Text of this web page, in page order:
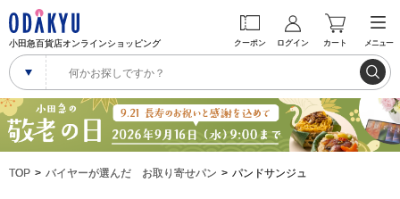
小田急百貨店オンラインショッピング クーポン ログイン カート メニュー
TOP バイヤーが選んだ お取り寄せパン パンドサンジュ